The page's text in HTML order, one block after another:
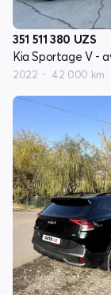
351 511 380 UZS
Kia Sportage V -
2022 42 000 km